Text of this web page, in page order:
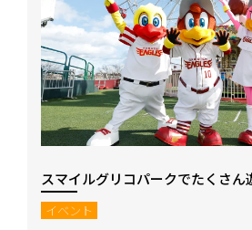
スマイルグリコパークでたくさん
イベント